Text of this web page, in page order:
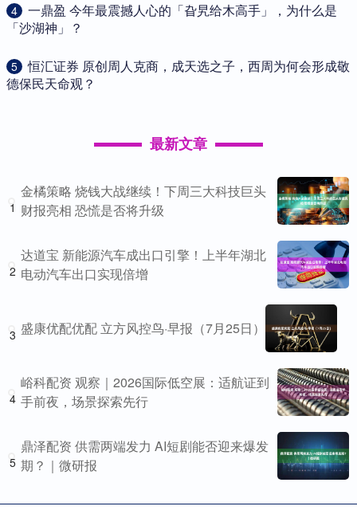
4
​一鼎盈 今年最震撼人心的「旮旯给木高手」，为什么是
「沙湖神」？
5
​恒汇证券 原创周人克商，成天选之子，西周为何会形成敬
德保民天命观？
最新文章
1
金橘策略 烧钱大战继续！下周三大科技巨头
财报亮相 恐慌是否将升级
2
达道宝 新能源汽车成出口引擎！上半年湖北
电动汽车出口实现倍增
3 盛康优配优配 立方风控鸟·早报（7月25日）
4
峪科配资 观察｜2026国际低空展：适航证到
手前夜，场景探索先行
5
鼎泽配资 供需两端发力 AI短剧能否迎来爆发
期？｜微研报